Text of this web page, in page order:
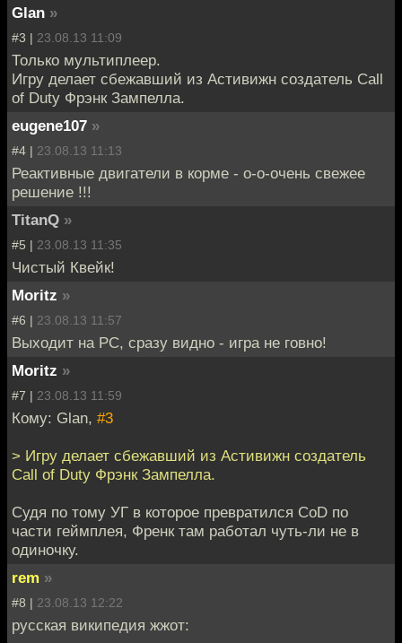
Glan »
#3 | 23.08.13 11:09
Только мультиплеер.
Игру делает сбежавший из Астивижн создатель Call
of Duty Фрэнк Зампелла.
eugene107 »
#4 | 23.08.13 11:13
Реактивные двигатели в корме - о-о-очень свежее
решение !!!
TitanQ »
#5 | 23.08.13 11:35
Чистый Квейк!
Moritz »
#6 | 23.08.13 11:57
Выходит на РС, сразу видно - игра не говно!
Moritz »
#7 | 23.08.13 11:59
Кому: Glan, #3
> Игру делает сбежавший из Астивижн создатель
Call of Duty Фрэнк Зампелла.
Судя по тому УГ в которое превратился CoD по
части геймплея, Френк там работал чуть-ли не в
одиночку.
rem »
#8 | 23.08.13 12:22
русская википедия жжот: